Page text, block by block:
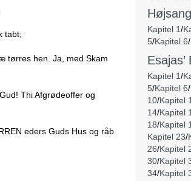
tabt;
tørres hen. Ja, med Skam
Thi Afgrødeoffer og
eders Guds Hus og råb
Kapitel 1/
5/Kapitel 6/
Esajas’
Kapitel 1/
5/Kapitel 6/
10/Kapitel
14/Kapitel
18/Kapitel
Kapitel 23/
26/Kapitel
30/Kapitel
34/Kapitel